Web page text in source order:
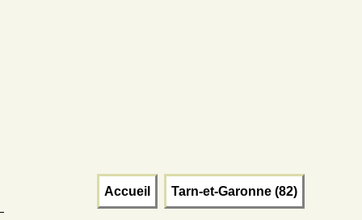
Accueil Tarn-et-Garonne (82)